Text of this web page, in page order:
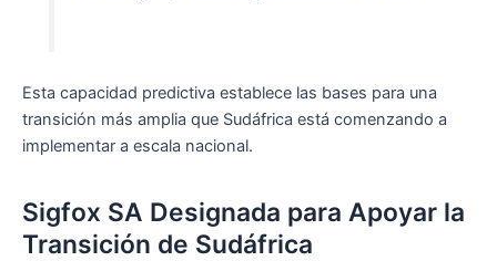
Esta capacidad predictiva establece las bases para una
transición más amplia que Sudáfrica está comenzando a
implementar a escala nacional.
Sigfox SA Designada para Apoyar la
Transición de Sudáfrica